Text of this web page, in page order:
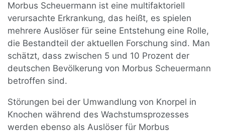
Morbus Scheuermann ist eine multifaktoriell
verursachte Erkrankung, das heißt, es spielen
mehrere Auslöser für seine Entstehung eine Rolle,
die Bestandteil der aktuellen Forschung sind. Man
schätzt, dass zwischen 5 und 10 Prozent der
deutschen Bevölkerung von Morbus Scheuermann
betroffen sind.
Störungen bei der Umwandlung von Knorpel in
Knochen während des Wachstumsprozesses
werden ebenso als Auslöser für Morbus